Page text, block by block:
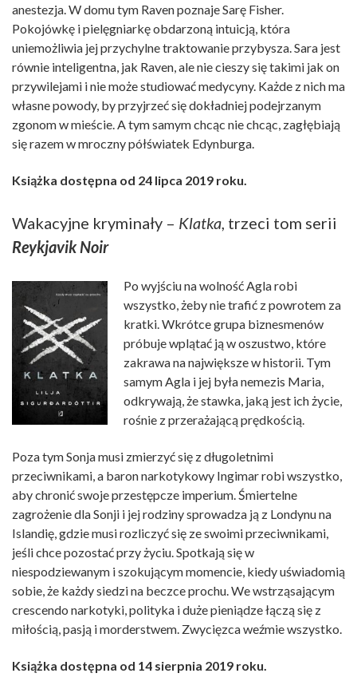
anestezja. W domu tym Raven poznaje Sarę Fisher.
Pokojówkę i pielęgniarkę obdarzoną intuicją, która
uniemożliwia jej przychylne traktowanie przybysza. Sara jest
równie inteligentna, jak Raven, ale nie cieszy się takimi jak on
przywilejami i nie może studiować medycyny. Każde z nich ma
własne powody, by przyjrzeć się dokładniej podejrzanym
zgonom w mieście. A tym samym chcąc nie chcąc, zagłębiają
się razem w mroczny półświatek Edynburga.
Książka dostępna od 24 lipca 2019 roku.
Wakacyjne kryminały – Klatka, trzeci tom serii
Reykjavik Noir
Po wyjściu na wolność Agla robi
wszystko, żeby nie trafić z powrotem za
kratki. Wkrótce grupa biznesmenów
próbuje wplątać ją w oszustwo, które
zakrawa na największe w historii. Tym
samym Agla i jej była nemezis Maria,
odkrywają, że stawka, jaką jest ich życie,
rośnie z przerażającą prędkością.
Poza tym Sonja musi zmierzyć się z długoletnimi
przeciwnikami, a baron narkotykowy Ingimar robi wszystko,
aby chronić swoje przestępcze imperium. Śmiertelne
zagrożenie dla Sonji i jej rodziny sprowadza ją z Londynu na
Islandię, gdzie musi rozliczyć się ze swoimi przeciwnikami,
jeśli chce pozostać przy życiu. Spotkają się w
niespodziewanym i szokującym momencie, kiedy uświadomią
sobie, że każdy siedzi na beczce prochu. We wstrząsającym
crescendo narkotyki, polityka i duże pieniądze łączą się z
miłością, pasją i morderstwem. Zwycięzca weźmie wszystko.
Książka dostępna od 14 sierpnia 2019 roku.